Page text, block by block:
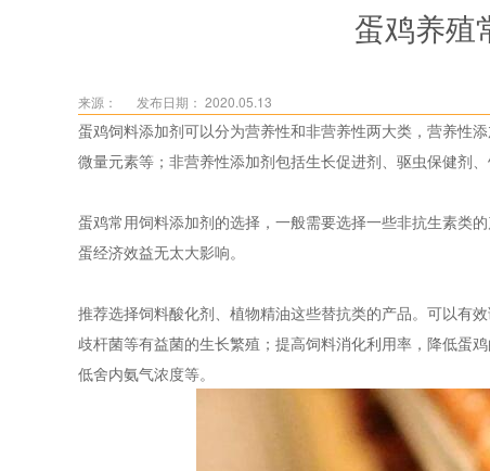
蛋鸡养殖
来源： 发布日期： 2020.05.13
蛋鸡饲料添加剂可以分为营养性和非营养性两大类，营养性
微量元素等；非营养性添加剂包括生长促进剂、驱虫保健剂
蛋鸡常用饲料添加剂的选择，一般需要选择一些非抗生素类
蛋经济效益无太大影响。
推荐选择饲料酸化剂、植物精油这些替抗类的产品。可以有
歧杆菌等有益菌的生长繁殖；提高饲料消化利用率，降低蛋
低舍内氨气浓度等。